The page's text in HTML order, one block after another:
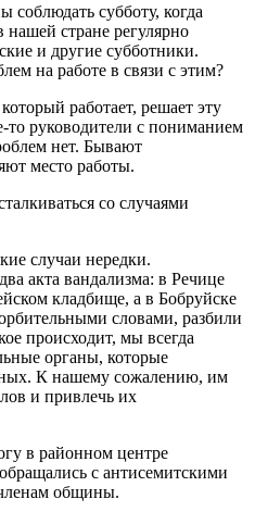
соблюдать субботу, когда
нашей стране регулярно
и другие субботники.
на работе в связи с этим?
работает, решает эту
то руководители с пониманием
нет. Бывают
место работы.
со случаями
случаи нередки.
акта вандализма: в Речице
ском кладбище, а в Бобруйске
словами, разбили
происходит, мы всегда
органы, которые
К нашему сожалению, им
и привлечь их
в районном центре
с антисемитскими
ам общины.